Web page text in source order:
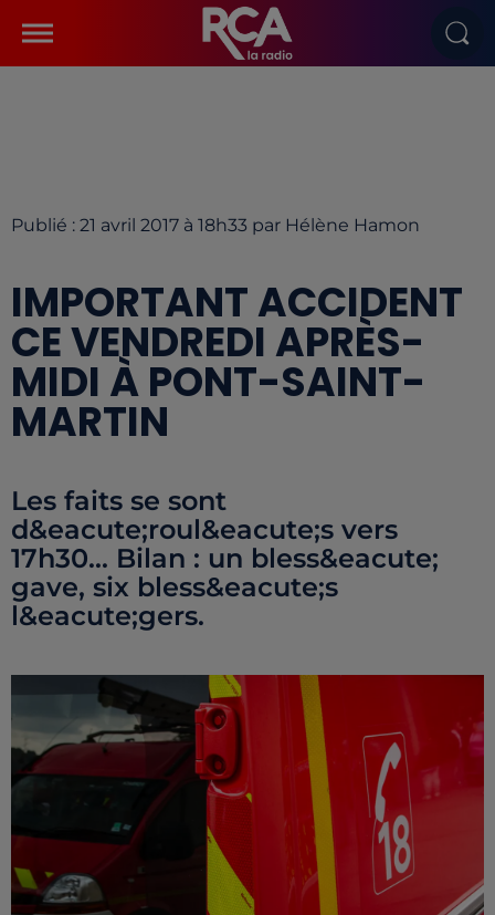
Publié : 21 avril 2017 à 18h33 par Hélène Hamon
IMPORTANT ACCIDENT
CE VENDREDI APRÈS-
MIDI À PONT-SAINT-
MARTIN
Les faits se sont
d&eacute;roul&eacute;s vers
17h30... Bilan : un bless&eacute;
gave, six bless&eacute;s
l&eacute;gers.